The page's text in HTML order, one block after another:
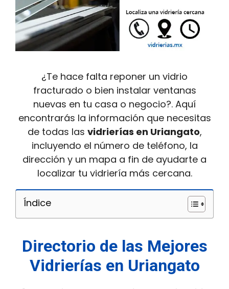
¿Te hace falta reponer un vidrio
fracturado o bien instalar ventanas
nuevas en tu casa o negocio?. Aquí
encontrarás la información que necesitas
de todas las vidrierías en Uriangato,
incluyendo el número de teléfono, la
dirección y un mapa a fin de ayudarte a
localizar tu vidriería más cercana.
Índice
Directorio de las Mejores
Vidrierías en Uriangato